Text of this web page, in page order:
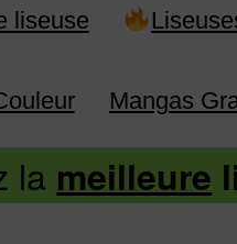
liseuse
Mangas
la meilleure